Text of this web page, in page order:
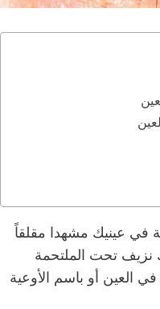
في عينيك مشهدا مقلقاً
نزيف تحت الملتحمة
العين أو باسم الأوعية